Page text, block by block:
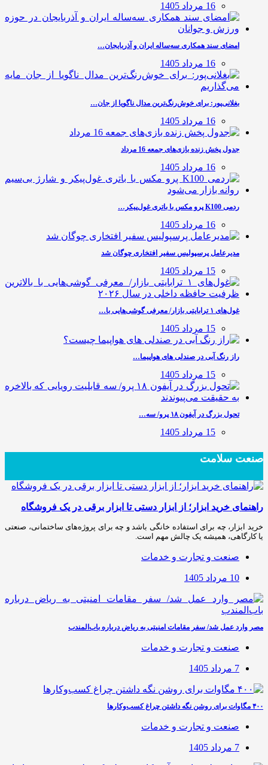
16 مرداد 1405
امضای سند همکاری سه‌ساله ایران و آذربایجان…
16 مرداد 1405
بغلانی‌پور: برای خوش‌رنگ‌ترین مدال ناگویا از جان…
16 مرداد 1405
جدول پخش زنده بازی‌های جمعه 16 مرداد
16 مرداد 1405
ردمی K100 پرو مکس با باتری غول‌پیکر…
16 مرداد 1405
مدیرعامل پرسپولیس سفیر افتخاری چوگان شد
15 مرداد 1405
غول‌های ۱ ترابایتی بازار/ معرفی گوشی‌هایی با…
15 مرداد 1405
راز رنگ آبی در صندلی های هواپیما…
15 مرداد 1405
تحول بزرگ در آیفون ۱۸ پرو/ سه…
15 مرداد 1405
صنعت سلامت
راهنمای خرید ابزار؛ از ابزار دستی تا ابزار برقی در یک فروشگاه
خرید ابزار، چه برای استفاده خانگی باشد و چه برای پروژه‌های ساختمانی، صنعتی
یا کارگاهی، همیشه یک چالش مهم است.
صنعت و تجارت و خدمات
10 مرداد 1405
مصر وارد عمل شد/ سفر مقامات امنیتی به ریاض درباره باب‌المندب
صنعت و تجارت و خدمات
7 مرداد 1405
۴۰۰ مگاوات برای روشن نگه داشتن چراغ کسب‌وکار‌ها
صنعت و تجارت و خدمات
7 مرداد 1405